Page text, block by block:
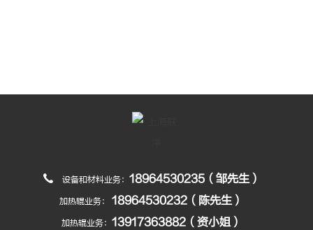
设备和材料业务： 18964530235（邹先生）
加热辊业务： 18964530232（陈先生）
加热辊业务： 13917363882（资小姐）